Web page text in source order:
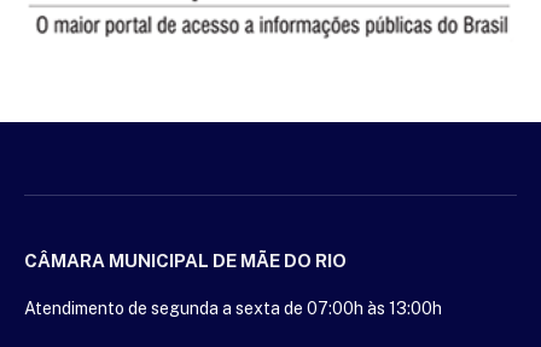
CÂMARA MUNICIPAL DE MÃE DO RIO
Atendimento de segunda a sexta de 07:00h às 13:00h